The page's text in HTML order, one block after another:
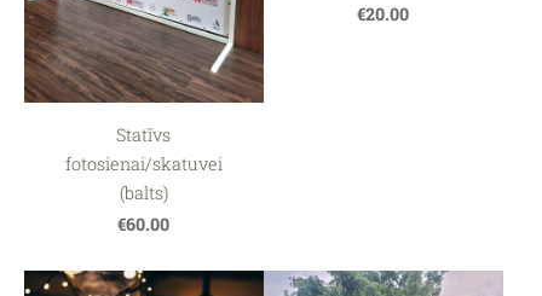
Statīvs
fotosienai/skatuvei
(balts)
€60.00
€20.00